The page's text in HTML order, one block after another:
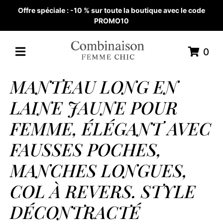
Offre spéciale : -10 % sur toute la boutique avec le code
PROMO10
0
MANTEAU LONG EN
LAINE JAUNE POUR
FEMME, ÉLÉGANT AVEC
FAUSSES POCHES,
MANCHES LONGUES,
COL À REVERS. STYLE
DÉCONTRACTÉ